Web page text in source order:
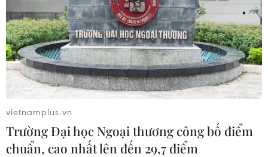
vietnamplus.vn
Trường Đại học Ngoại thương công bố điểm
chuẩn, cao nhất lên đến 29,7 điểm